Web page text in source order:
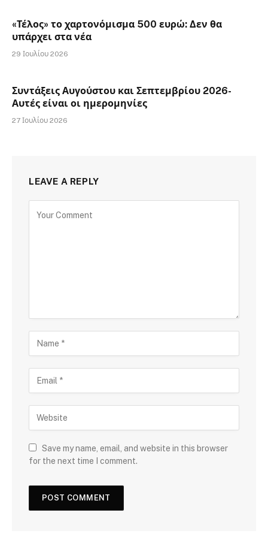
«Τέλος» το χαρτονόμισμα 500 ευρώ: Δεν θα
υπάρχει στα νέα
29 Ιουλίου 2026
Συντάξεις Αυγούστου και Σεπτεμβρίου 2026-
Αυτές είναι οι ημερομηνίες
27 Ιουλίου 2026
LEAVE A REPLY
Save my name, email, and website in this browser
for the next time I comment.